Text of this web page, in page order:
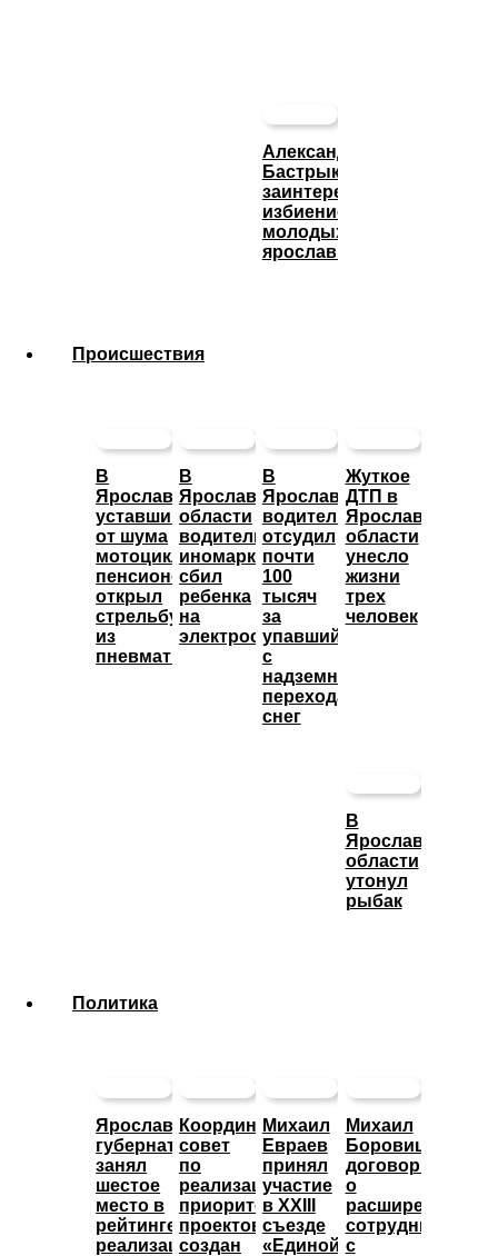
Александр
Бастрыкин
заинтересовался
избиением
молодых
ярославцев
Происшествия
В
Ярославле
уставший
от шума
мотоциклов
пенсионер
открыл
стрельбу
из
пневматики
В
Ярославской
области
водитель
иномарки
сбил
ребенка
на
электросамокате
В
Ярославле
водитель
отсудил
почти
100
тысяч
за
упавший
с
надземного
перехода
снег
Жуткое
ДТП в
Ярославской
области
унесло
жизни
трех
человек
В
Ярославской
области
утонул
рыбак
Политика
Ярославский
губернатор
занял
шестое
место в
рейтинге
реализации
Координационный
совет
по
реализации
приоритетных
проектов
создан
Михаил
Евраев
принял
участие
в XXIII
съезде
«Единой
Михаил
Боровицкий
договорился
о
расширении
сотрудничества
с